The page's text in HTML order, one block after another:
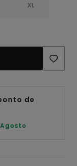
XL
de
Agosto